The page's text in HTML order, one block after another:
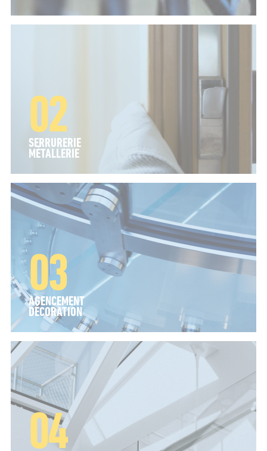
SERRURERIE
MÉTALLERIE
AGENCEMENT
DÉCORATION